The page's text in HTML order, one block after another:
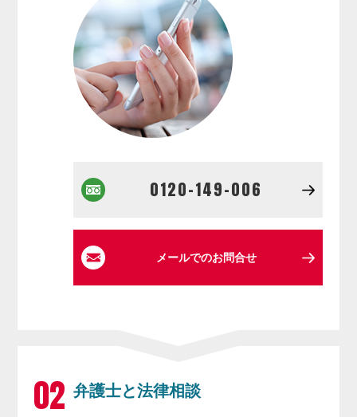
0120-149-006
メールでのお問合せ
弁護士と法律相談